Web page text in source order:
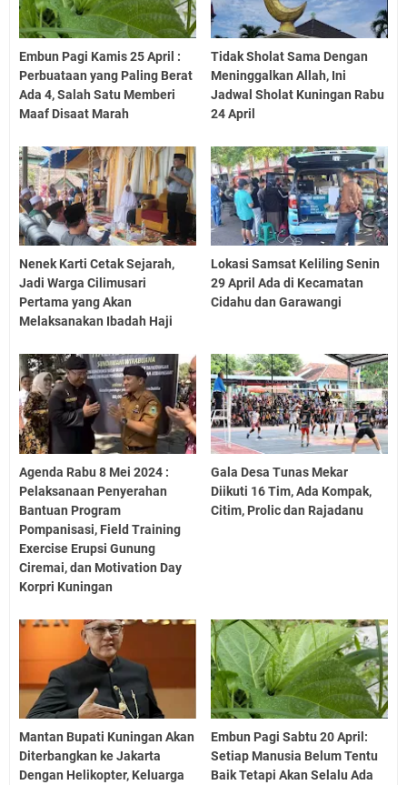
Embun Pagi Kamis 25 April :
Perbuataan yang Paling Berat
Ada 4, Salah Satu Memberi
Maaf Disaat Marah
Tidak Sholat Sama Dengan
Meninggalkan Allah, Ini
Jadwal Sholat Kuningan Rabu
24 April
Nenek Karti Cetak Sejarah,
Jadi Warga Cilimusari
Pertama yang Akan
Melaksanakan Ibadah Haji
Lokasi Samsat Keliling Senin
29 April Ada di Kecamatan
Cidahu dan Garawangi
Agenda Rabu 8 Mei 2024 :
Pelaksanaan Penyerahan
Bantuan Program
Pompanisasi, Field Training
Exercise Erupsi Gunung
Ciremai, dan Motivation Day
Korpri Kuningan
Gala Desa Tunas Mekar
Diikuti 16 Tim, Ada Kompak,
Citim, Prolic dan Rajadanu
Mantan Bupati Kuningan Akan
Diterbangkan ke Jakarta
Dengan Helikopter, Keluarga
Embun Pagi Sabtu 20 April:
Setiap Manusia Belum Tentu
Baik Tetapi Akan Selalu Ada